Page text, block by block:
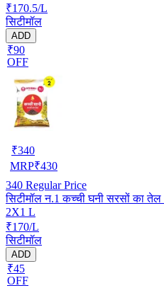
₹170.5/L
सिटीमॉल
ADD
₹90
OFF
₹340
MRP₹430
340 Regular Price
2X1 L
₹170/L
सिटीमॉल
ADD
₹45
OFF